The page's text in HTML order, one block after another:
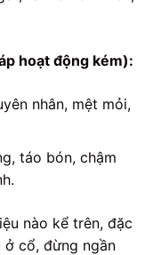
hoạt động kém):
nhân, mệt mỏi,
táo bón, chậm
nào kể trên, đặc
cổ, đừng ngần